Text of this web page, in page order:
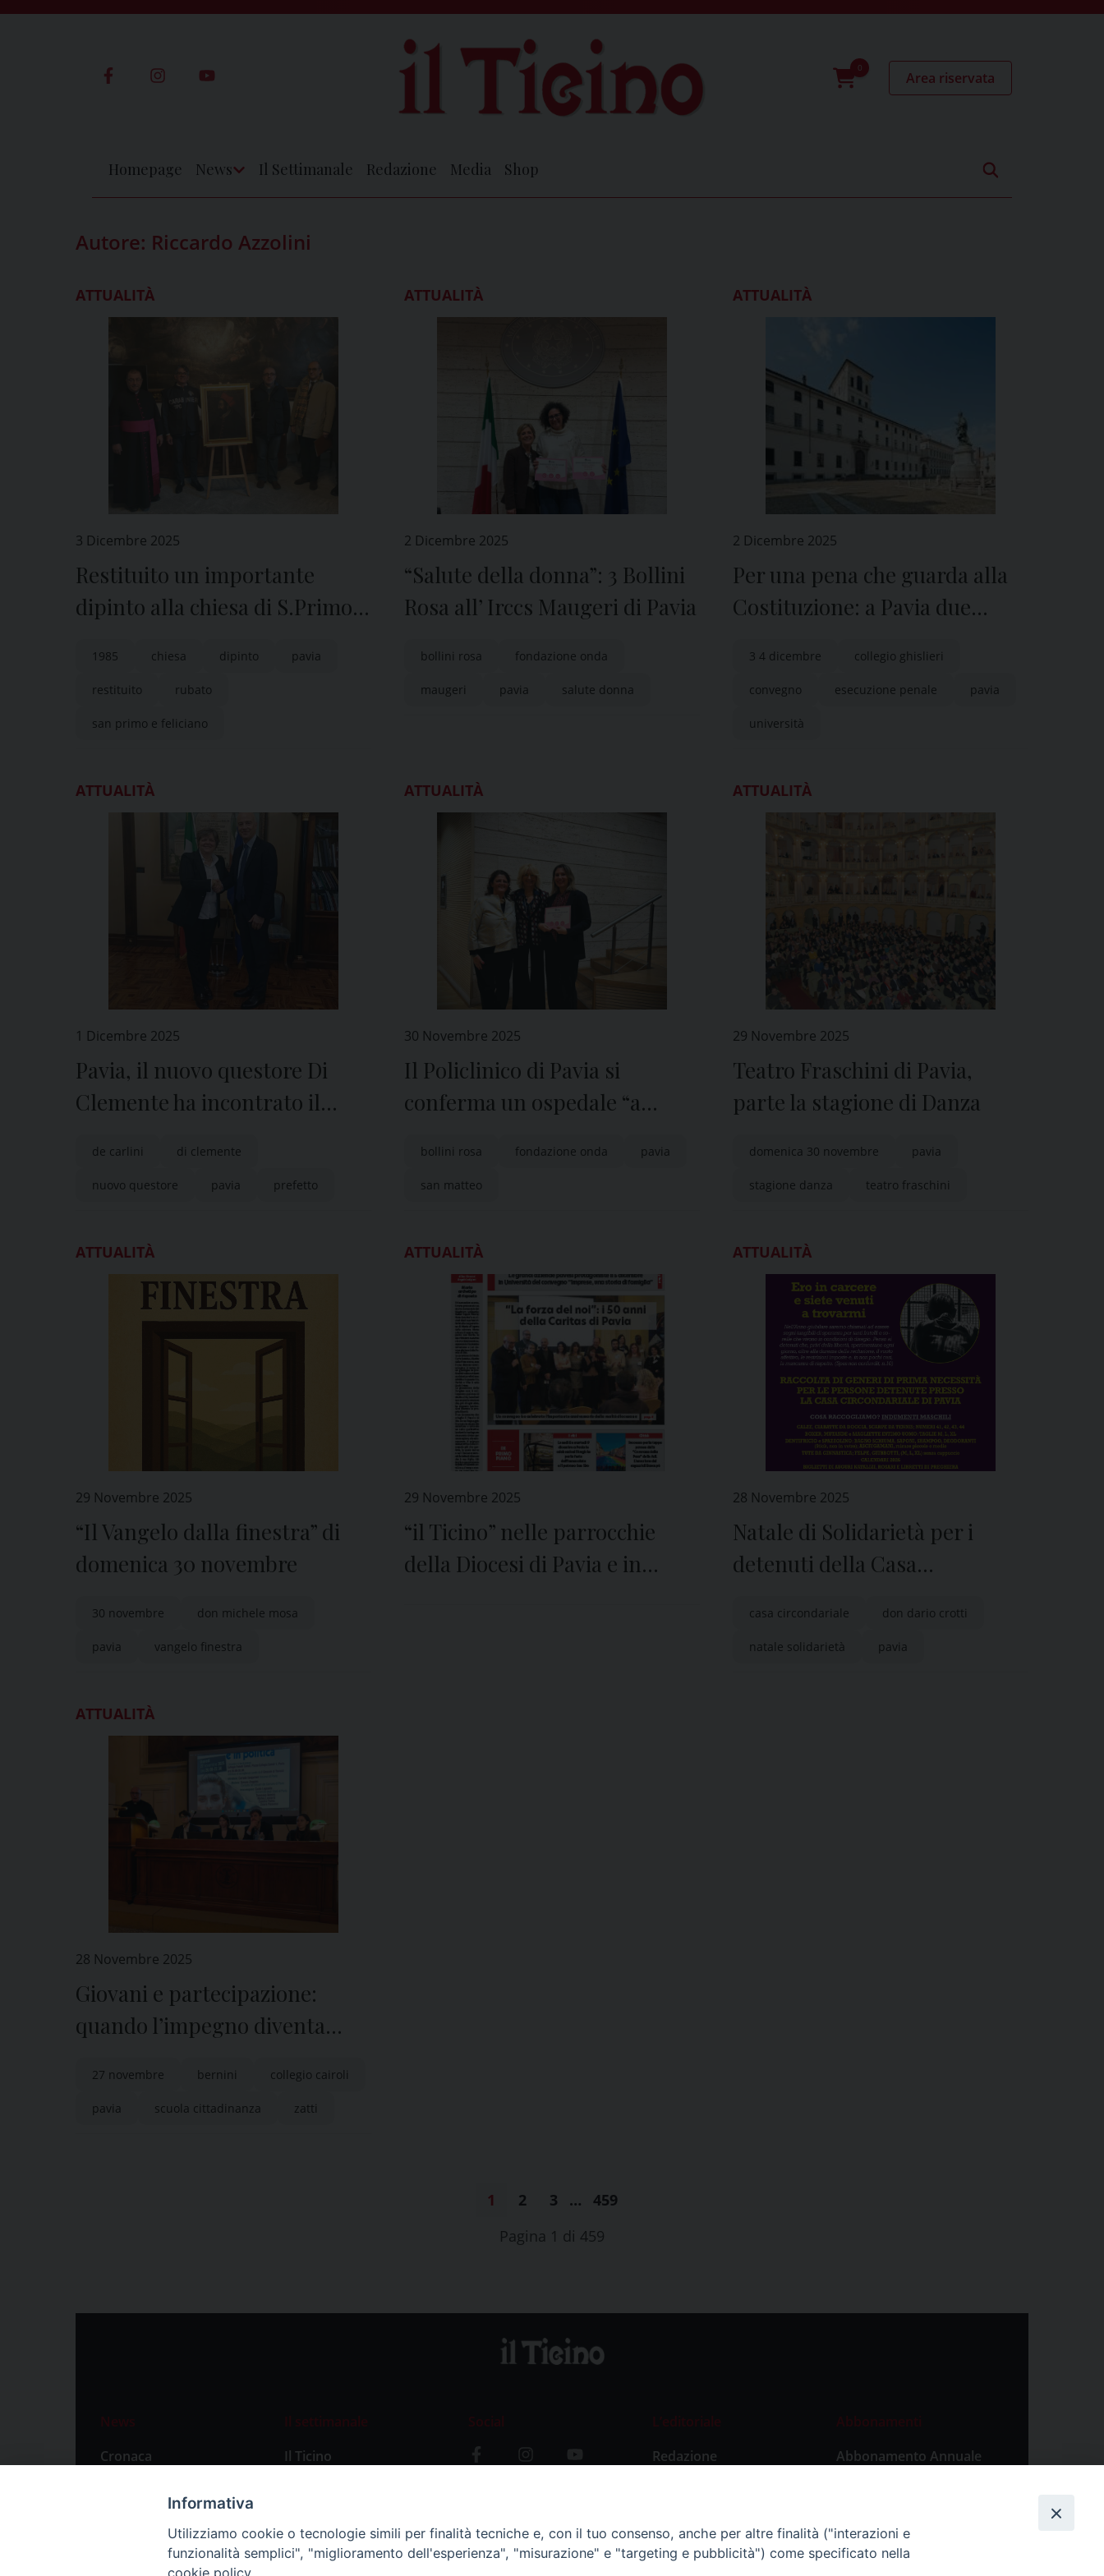
0
Area riservata
Homepage News Il Settimanale Redazione Media Shop
Autore: Riccardo Azzolini
ATTUALITÀ
3 Dicembre 2025
Restituito un importante
dipinto alla chiesa di S.Primo e
1985 chiesa dipinto pavia
restituito rubato
san primo e feliciano
ATTUALITÀ
2 Dicembre 2025
“Salute della donna”: 3 Bollini
Rosa all’ Irccs Maugeri di Pavia
bollini rosa fondazione onda
maugeri pavia salute donna
ATTUALITÀ
2 Dicembre 2025
Per una pena che guarda alla
Costituzione: a Pavia due
sull’esecuzione penale
3 4 dicembre collegio ghislieri
convegno esecuzione penale pavia
università
ATTUALITÀ
1 Dicembre 2025
Pavia, il nuovo questore Di
Clemente ha incontrato il
de carlini di clemente
nuovo questore pavia prefetto
ATTUALITÀ
30 Novembre 2025
Il Policlinico di Pavia si
conferma un ospedale “a
bollini rosa fondazione onda pavia
san matteo
ATTUALITÀ
29 Novembre 2025
Teatro Fraschini di Pavia,
parte la stagione di Danza
domenica 30 novembre pavia
stagione danza teatro fraschini
ATTUALITÀ
29 Novembre 2025
“Il Vangelo dalla finestra” di
domenica 30 novembre
30 novembre don michele mosa
pavia vangelo finestra
ATTUALITÀ
29 Novembre 2025
“il Ticino” nelle parrocchie
della Diocesi di Pavia e in
ATTUALITÀ
28 Novembre 2025
Natale di Solidarietà per i
detenuti della Casa
casa circondariale don dario crotti
natale solidarietà pavia
ATTUALITÀ
28 Novembre 2025
Giovani e partecipazione:
quando l’impegno diventa
27 novembre bernini collegio cairoli
pavia scuola cittadinanza zatti
1 2 3 …
459
Pagina 1 di 459
News
Cronaca
Primo Piano
Il settimanale
Il Ticino
Social
L’editoriale
Redazione
Abbonamenti
Abbonamento Annuale
Abbonamento Singola
Informativa
Utilizziamo cookie o tecnologie simili per finalità tecniche e, con il tuo consenso, anche per altre finalità ("interazioni e
funzionalità semplici", "miglioramento dell'esperienza", "misurazione" e "targeting e pubblicità") come specificato nella